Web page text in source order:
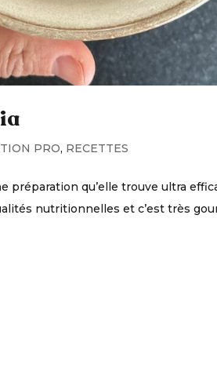
PRO, RECETTES
préparation qu’elle trouve ultra
nutritionnelles et c’est très